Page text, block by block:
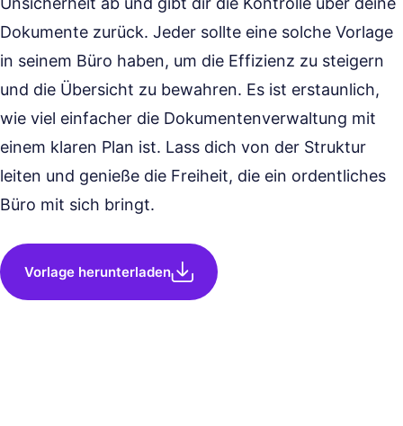
Dokumente zurück. Jeder sollte eine solche Vorlage
in seinem Büro haben, um die Effizienz zu steigern
und die Übersicht zu bewahren. Es ist erstaunlich,
wie viel einfacher die Dokumentenverwaltung mit
einem klaren Plan ist. Lass dich von der Struktur
leiten und genieße die Freiheit, die ein ordentliches
Büro mit sich bringt.
Vorlage herunterladen